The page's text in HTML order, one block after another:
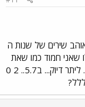
שירים של שנות ה
שאני חמוד כמו שאת
אומרת , אבל אני בן.. 1 9 בקרוב... מאוד... ליתר דיוק... ב5.7.. 2 0